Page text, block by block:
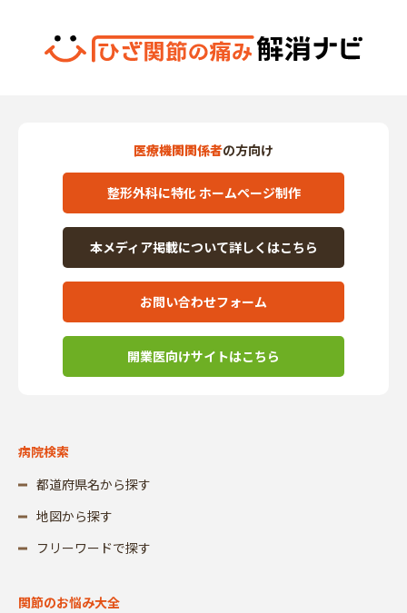
医療機関関係者の方向け
整形外科に特化 ホームページ制作
本メディア掲載について詳しくはこちら
お問い合わせフォーム
開業医向けサイトはこちら
病院検索
都道府県名から探す
地図から探す
フリーワードで探す
関節のお悩み大全